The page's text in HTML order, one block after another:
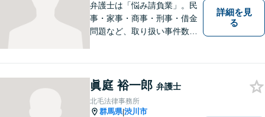
弁護士は「悩み請負業」。民
事・家事・商事・刑事・借金
問題など、取り扱い事件数も
ので、相談すべきかどうかで
迷わずにお気軽にご相談くだ
さい。
詳細を見
る
眞庭 裕一郎 弁護士
北毛法律事務所
群馬県|渋川市